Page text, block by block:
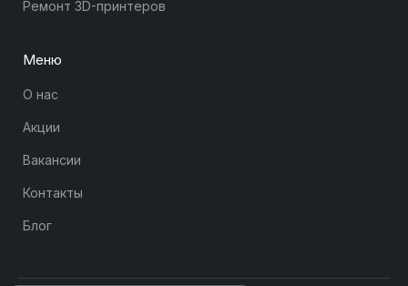
Ремонт 3D-принтеров
Меню
О нас
Акции
Вакансии
Контакты
Блог